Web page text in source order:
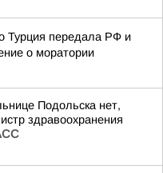
Турция передала РФ и
о моратории
Подольска нет,
здравоохранения